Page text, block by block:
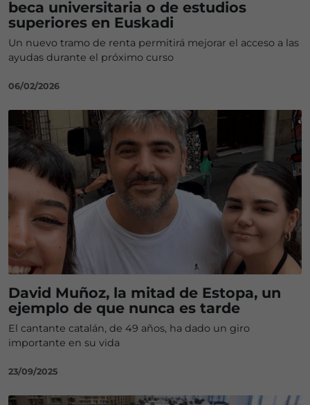
beca universitaria o de estudios
superiores en Euskadi
Un nuevo tramo de renta permitirá mejorar el acceso a las
ayudas durante el próximo curso
06/02/2026
David Muñoz, la mitad de Estopa, un
ejemplo de que nunca es tarde
El cantante catalán, de 49 años, ha dado un giro
importante en su vida
23/09/2025